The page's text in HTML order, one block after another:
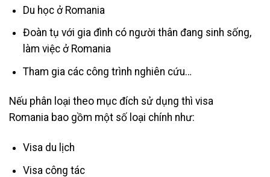
Du học ở Romania
Đoàn tụ với gia đình có người thân đang sinh sống,
làm việc ở Romania
Tham gia các công trình nghiên cứu…
Nếu phân loại theo mục đích sử dụng thì visa
Romania bao gồm một số loại chính như:
Visa du lịch
Visa công tác